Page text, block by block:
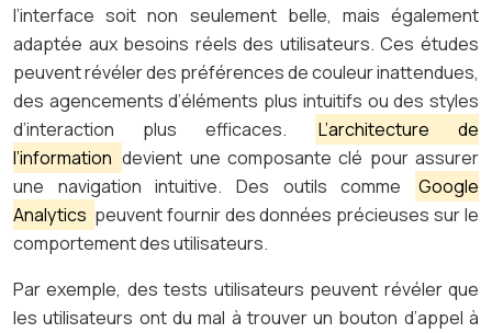
l’interface soit non seulement belle, mais également
adaptée aux besoins réels des utilisateurs. Ces études
peuvent révéler des préférences de couleur inattendues,
des agencements d’éléments plus intuitifs ou des styles
d’interaction plus efficaces.
L’architecture de
l’information devient une composante clé pour assurer
une navigation intuitive. Des outils comme
Google
Analytics peuvent fournir des données précieuses sur le
comportement des utilisateurs.
Par exemple, des tests utilisateurs peuvent révéler que
les utilisateurs ont du mal à trouver un bouton d’appel à